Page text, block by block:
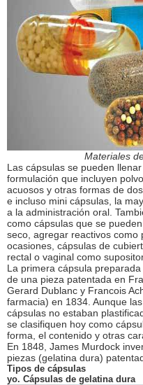
Materiales
Las cápsulas se pueden
formulación que incluyen
acuosos y otras formas de
e incluso mini cápsulas, la
a la administración oral.
como cápsulas que se
seco, agregar reactivos como
ocasiones, cápsulas de
rectal o vaginal como
La primera cápsula
de una pieza patentada en
Gerard Dublanc y Francois
farmacia) en 1834. Aunque
cápsulas no estaban
se clasifiquen hoy como
forma, el contenido y otras
En 1848, James Murdock
piezas (gelatina dura)
Tipos de cápsulas
yo. Cápsulas de gelatina dura